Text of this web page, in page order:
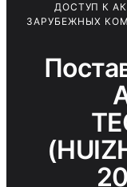
ДОСТУП К
ЗАРУБЕЖНЫХ